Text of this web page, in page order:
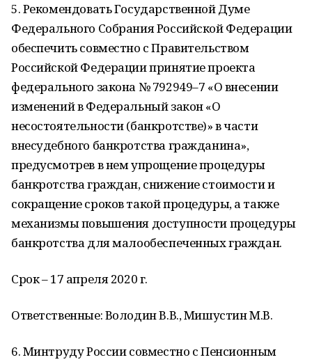
5. Рекомендовать Государственной Думе
Федерального Собрания Российской Федерации
обеспечить совместно с Правительством
Российской Федерации принятие проекта
федерального закона № 792949–7 «О внесении
изменений в Федеральный закон «О
несостоятельности (банкротстве)» в части
внесудебного банкротства гражданина»,
предусмотрев в нем упрощение процедуры
банкротства граждан, снижение стоимости и
сокращение сроков такой процедуры, а также
механизмы повышения доступности процедуры
банкротства для малообеспеченных граждан.
Срок – 17 апреля 2020 г.
Ответственные: Володин В.В., Мишустин М.В.
6. Минтруду России совместно с Пенсионным